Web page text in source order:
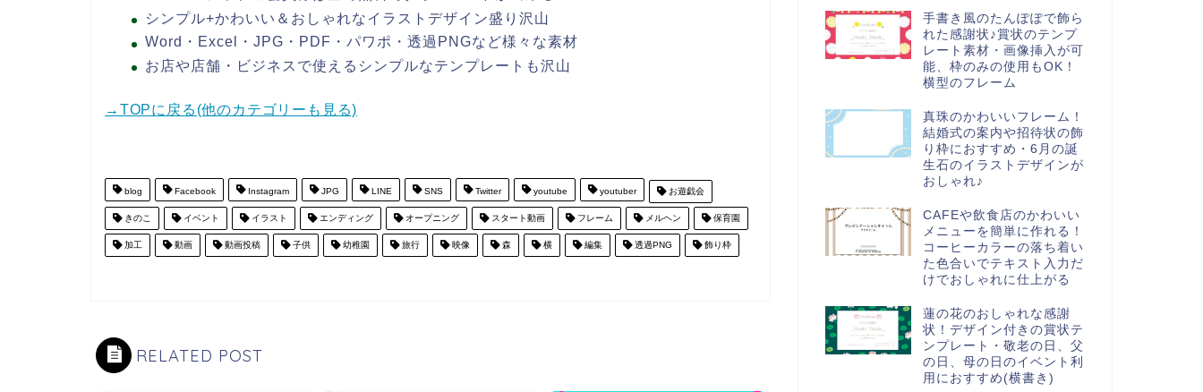
シンプル+かわいい＆おしゃれなイラストデザイン盛り沢山
Word・Excel・JPG・PDF・パワポ・透過PNGなど様々な素材
お店や店舗・ビジネスで使えるシンプルなテンプレートも沢山
→TOPに戻る(他のカテゴリーも見る)
blog Facebook Instagram JPG LINE SNS Twitter youtube youtuber お遊戯会
きのこ イベント イラスト エンディング オープニング スタート動画 フレーム メルヘン 保育園
加工 動画 動画投稿 子供 幼稚園 旅行 映像 森 横 編集 透過PNG 飾り枠
RELATED POST
手書き風のたんぽぽで飾ら
れた感謝状♪賞状のテンプ
レート素材・画像挿入が可
能、枠のみの使用もOK！
横型のフレーム
真珠のかわいいフレーム！
結婚式の案内や招待状の飾
り枠におすすめ・6月の誕
生石のイラストデザインが
おしゃれ♪
CAFEや飲食店のかわいい
メニューを簡単に作れる！
コーヒーカラーの落ち着い
た色合いでテキスト入力だ
けでおしゃれに仕上がる
蓮の花のおしゃれな感謝
状！デザイン付きの賞状テ
ンプレート・敬老の日、父
の日、母の日のイベント利
用におすすめ(横書き)